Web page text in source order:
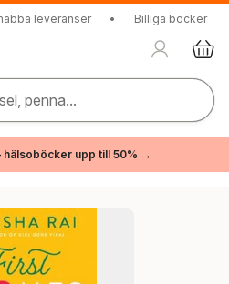
leveranser • Billiga böcker
penna...
hälsoböcker upp till 50% →